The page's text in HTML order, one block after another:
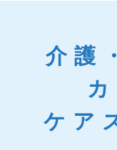
介護
ケア